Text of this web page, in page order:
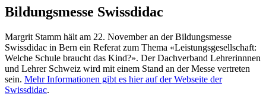
Bildungsmesse Swissdidac
Margrit Stamm hält am 22. November an der Bildungsmesse
Swissdidac in Bern ein Referat zum Thema «Leistungsgesellschaft:
Welche Schule braucht das Kind?». Der Dachverband Lehrerinnnen
und Lehrer Schweiz wird mit einem Stand an der Messe vertreten
sein. Mehr Informationen gibt es hier auf der Webseite der
Swissdidac.